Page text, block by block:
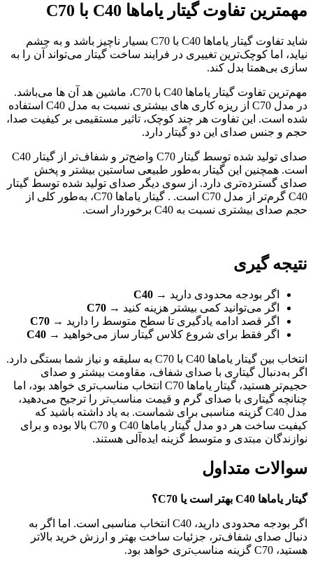
مهمترین تفاوت گیتار یاماها C40 با C70
شاید تفاوت گیتار یاماها C40 با C70 بسیار ناچیز باشد و به چشم
نیاید، اما کوچک‌ترین تغییری در فرایند ساخت گیتار می‌تواند آن را به
سازی بی‌همتا بدل کند.
مهم‌ترین تفاوت گیتار یاماها C40 با C70، ماشین هد آن ها می‌باشد.
در مدل C70 از ریزه کاری های بیشتری نسبت به مدل C40 استفاده
شده است. این تفاوت هر چند کوچک، تاثیر مستقیمی بر کیفیت صدا،
حجم و جنس صدای این دو گیتار دارد.
صدای تولید شده توسط گیتار C70 واضح‌تر و شفاف‌تر از گیتار C40
است. همچنین این گیتار به‌طور طبیعی ساستین بیشتر و پخش
صدای گسترده‌تری دارد. از سوی دیگر صدای تولید شده توسط گیتار
C40 گرم‌تر از مدل C70 است. . گیتار یاماها C70، به‌طور کلی از
حجم صدای بیشتری نسبت به C40 برخوردار است.
نتیجه گیری
اگر بودجه محدودی دارید → C40
اگر می‌توانید کمی بیشتر هزینه کنید → C70
اگر قصد ادامه یادگیری تا سطح متوسط را دارید → C70
اگر فقط برای شروع کلاس گیتار ساز می‌خواهید → C40
انتخاب بین گیتار یاماها C40 با C70 به سلیقه و نیاز شما بستگی دارد.
اگر به‌دنبال گیتاری با صدای شفاف، مقاومت بیشتر و صدای
حجیم‌تر هستید، گیتار یاماها C70 انتخاب مناسب‌تری خواهد بود، اما
چنانچه گیتاری با صدای گرم و قیمت مناسب‌تر را ترجیح می‌دهید،
مدل C40 گزینه مناسبی برای شماست. به یاد داشته باشید که
کیفیت ساخت هر دو مدل گیتار یاماها C40 و C70 بالا بوده و برای
نوازندگان مبتدی و متوسط گزینه ایده‌آلی هستند.
سوالات متداول
گیتار یاماها C40 بهتر است یا C70؟
اگر بودجه محدودی دارید، C40 انتخاب مناسبی است. اما اگر به
دنبال صدای شفاف‌تر، جزئیات ساخت بهتر و ارزش خرید بالاتر
هستید، C70 گزینه مناسب‌تری خواهد بود.